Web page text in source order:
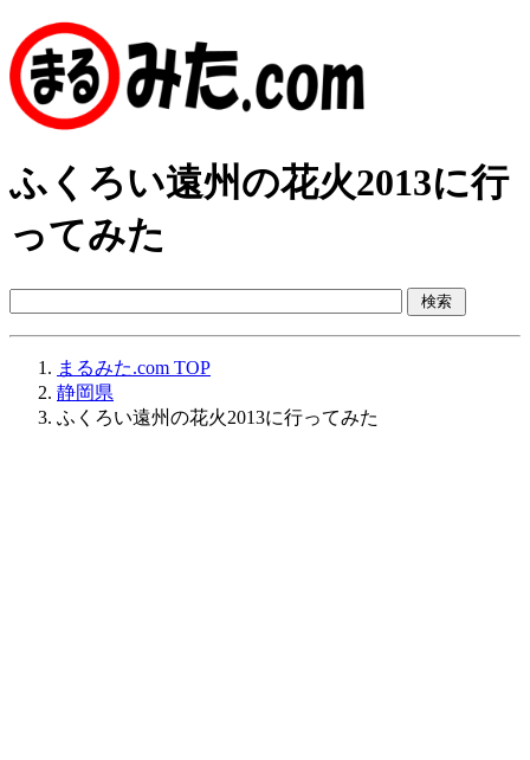
ふくろい遠州の花火2013に行
ってみた
まるみた.com TOP
静岡県
ふくろい遠州の花火2013に行ってみた